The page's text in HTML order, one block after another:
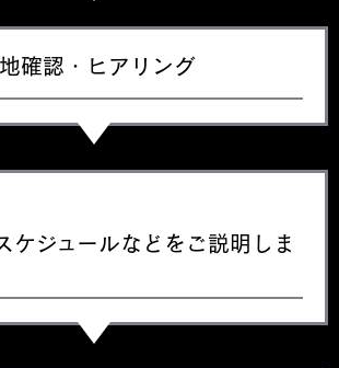
確認・ヒアリング
ケジュールなどをご説明しま